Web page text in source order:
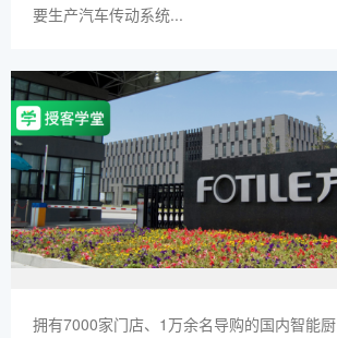
要生产汽车传动系统...
拥有7000家门店、1万余名导购的国内智能厨